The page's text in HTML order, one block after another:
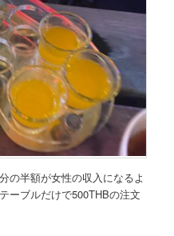
の半額が女性の収入になるよ
ーブルだけで500THBの注文